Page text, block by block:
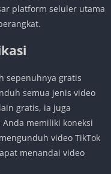
platform seluler utama
sepenuhnya gratis
semua jenis video
gratis, ia juga
memiliki koneksi
video TikTok
menandai video